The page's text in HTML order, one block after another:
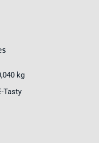
kg
Tasty